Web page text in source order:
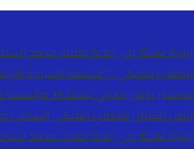
برقية تهنئة الى جلالة الملك محمد
الخطاب الملكي .. “فلسفة السيادة
الدكتور نوفل كديلي يتفقد 39 مؤسسة تعليمية بجهة الدار البيضاء-سطات خلال الموسم الدراسي 2025-2026
النص الكامل للخطاب الملكي السامي بمناسبة الذكرى
برقية تهنئة الى جلالة الملك محمد